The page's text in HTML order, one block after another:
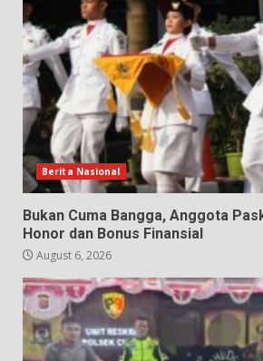
Berita Nasional
Bukan Cuma Bangga, Anggota
Honor dan Bonus Finansial
August 6, 2026